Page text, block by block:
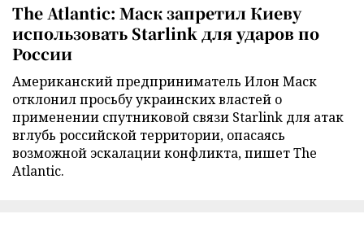
The Atlantic: Маск запретил Киеву
использовать Starlink для ударов по
России
Американский предприниматель Илон Маск
отклонил просьбу украинских властей о
применении спутниковой связи Starlink для атак
вглубь российской территории, опасаясь
возможной эскалации конфликта, пишет The
Atlantic.